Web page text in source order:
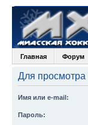
Главная Форум
Для просмотра
Имя или e-mail:
Пароль: